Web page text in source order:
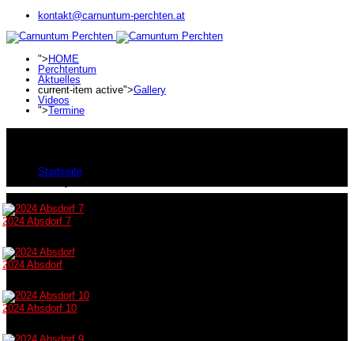
kontakt@carnuntum-perchten.at
"> HOME
Perchtentum
Aktuelles
current-item active">Gallery
Videos
">Termine
Startseite
2024 Absdorf 7
2024 Absdorf
2024 Absdorf 10